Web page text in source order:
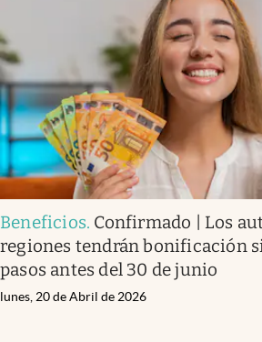
Beneficios. Confirmado | Los
regiones tendrán bonificación
pasos antes del 30 de junio
lunes, 20 de Abril de 2026